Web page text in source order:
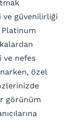
ve güvenilirliği
Platinum
ve nefes
özel
görünüm